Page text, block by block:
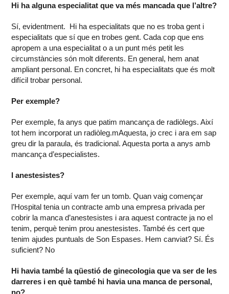
Hi ha alguna especialitat que va més mancada que l’altre?
Sí, evidentment. Hi ha especialitats que no es troba gent i
especialitats que sí que en trobes gent. Cada cop que ens
apropem a una especialitat o a un punt més petit les
circumstàncies són molt diferents. En general, hem anat
ampliant personal. En concret, hi ha especialitats que és molt
difícil trobar personal.
Per exemple?
Per exemple, fa anys que patim mancança de radiòlegs. Així
tot hem incorporat un radiòleg.mAquesta, jo crec i ara em sap
greu dir la paraula, és tradicional. Aquesta porta a anys amb
mancança d’especialistes.
I anestesistes?
Per exemple, aquí vam fer un tomb. Quan vaig començar
l’Hospital tenia un contracte amb una empresa privada per
cobrir la manca d’anestesistes i ara aquest contracte ja no el
tenim, perquè tenim prou anestesistes. També és cert que
tenim ajudes puntuals de Son Espases. Hem canviat? Sí. És
suficient? No
Hi havia també la qüestió de ginecologia que va ser de les
darreres i en què també hi havia una manca de personal,
no?